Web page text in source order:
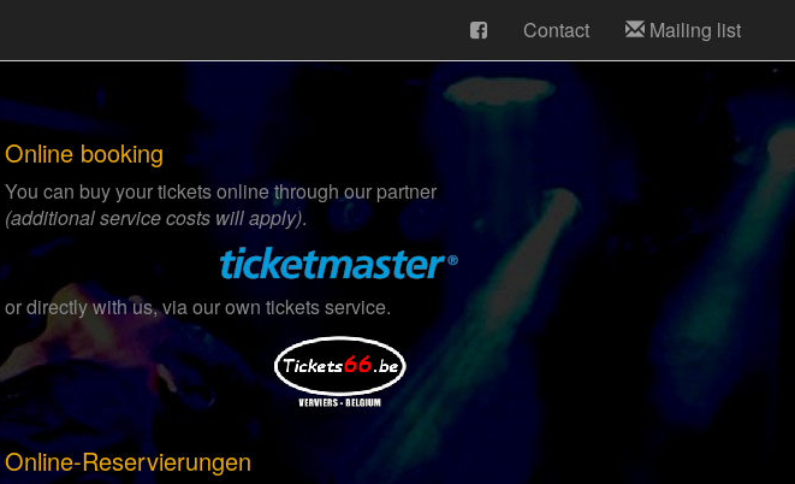
Contact Mailing list
Online booking
You can buy your tickets online through our partner
(additional service costs will apply).
or directly with us, via our own tickets service.
Online-Reservierungen